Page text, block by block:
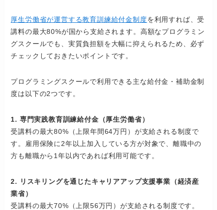
厚生労働省が運営する教育訓練給付金制度を利用すれば、受
講料の最大80%が国から支給されます。高額なプログラミン
グスクールでも、実質負担額を大幅に抑えられるため、必ず
チェックしておきたいポイントです。
プログラミングスクールで利用できる主な給付金・補助金制
度は以下の2つです。
1. 専門実践教育訓練給付金（厚生労働省）
受講料の最大80%（上限年間64万円）が支給される制度で
す。雇用保険に2年以上加入している方が対象で、離職中の
方も離職から1年以内であれば利用可能です。
2. リスキリングを通じたキャリアアップ支援事業（経済産
業省）
受講料の最大70%（上限56万円）が支給される制度です。